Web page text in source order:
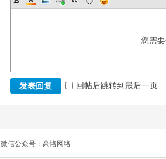
您需
发表回复 回帖后跳转到最后一页
微信公众号：高恪网络